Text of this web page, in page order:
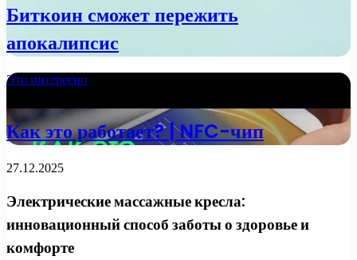
Биткоин сможет пережить
апокалипсис
Это интересно
Как это работает? | NFC-чип
27.12.2025
Электрические массажные кресла:
инновационный способ заботы о здоровье и
комфорте